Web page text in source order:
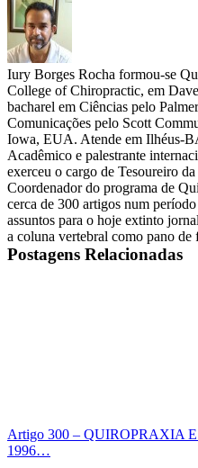
Iury Borges Rocha formou-se
College of Chiropractic, em
bacharel em Ciências pelo
Comunicações pelo Scott
Iowa, EUA. Atende em Ilhéus-
Acadêmico e palestrante
exerceu o cargo de Tesoureiro
Coordenador do programa de
cerca de 300 artigos num
assuntos para o hoje extinto
a coluna vertebral como pano de
Postagens Relacionadas
Artigo 300 – QUIROPRAXIA
1996…